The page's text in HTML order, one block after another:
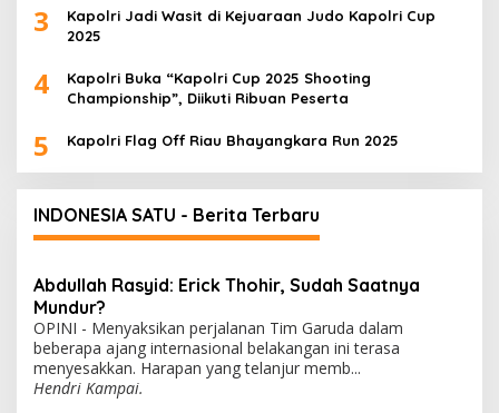
3
Kapolri Jadi Wasit di Kejuaraan Judo Kapolri Cup
2025
4
Kapolri Buka “Kapolri Cup 2025 Shooting
Championship”, Diikuti Ribuan Peserta
5 Kapolri Flag Off Riau Bhayangkara Run 2025
INDONESIA SATU - Berita Terbaru
Abdullah Rasyid: Erick Thohir, Sudah Saatnya
Mundur?
OPINI - Menyaksikan perjalanan Tim Garuda dalam
beberapa ajang internasional belakangan ini terasa
menyesakkan. Harapan yang telanjur memb...
Hendri Kampai.